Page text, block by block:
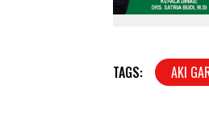
TAGS: AKI